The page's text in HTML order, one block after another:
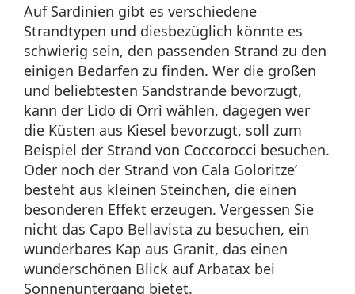
Auf Sardinien gibt es verschiedene
Strandtypen und diesbezüglich könnte es
schwierig sein, den passenden Strand zu den
einigen Bedarfen zu finden. Wer die großen
und beliebtesten Sandstrände bevorzugt,
kann der Lido di Orrì wählen, dagegen wer
die Küsten aus Kiesel bevorzugt, soll zum
Beispiel der Strand von Coccorocci besuchen.
Oder noch der Strand von Cala Goloritze’
besteht aus kleinen Steinchen, die einen
besonderen Effekt erzeugen. Vergessen Sie
nicht das Capo Bellavista zu besuchen, ein
wunderbares Kap aus Granit, das einen
wunderschönen Blick auf Arbatax bei
Sonnenuntergang bietet.